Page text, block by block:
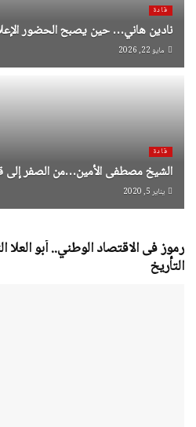
قادة
نادين هاني… حين يصبح الحضور
مايو 22, 2026
قادة
الشيخ مصطفى الأمين…من الصفر إلى
يناير 5, 2020
رموز فى الاقتصاد الوطني.. أبو
التأريخ